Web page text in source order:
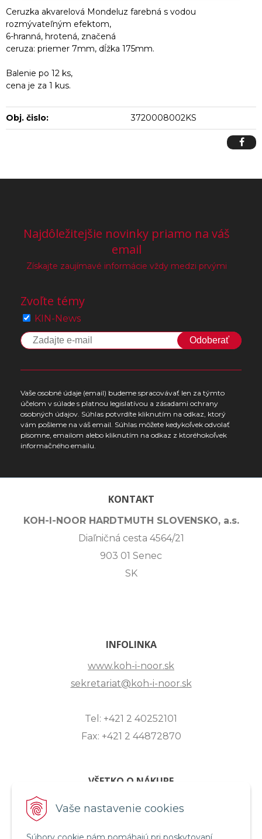
Vaše nastavenie cookies
Ceruzka akvarelová Mondeluz farebná s vodou
rozmývateľným efektom,
6-hranná, hrotená, značená
ceruza: priemer 7mm, dĺžka 175mm.
Balenie po 12 ks,
cena je za 1 kus.
Obj. čislo: 3720008002KS
Najdôležitejšie novinky priamo na váš
email
Získajte zaujímavé informácie vždy medzi prvými
Zvoľte témy
KIN-News
Odoberať
Vaše osobné údaje (email) budeme spracovávať len za týmto
účelom v súlade s platnou legislatívou a zásadami ochrany
osobných údajov. Súhlas potvrdíte kliknutím na odkaz, ktorý
vám pošleme na váš email. Súhlas môžete kedykoľvek odvolať
písomne, emailom alebo kliknutím na odkaz z ktoréhokoľvek
informačného emailu.
KONTAKT
KOH-I-NOOR HARDTMUTH SLOVENSKO, a.s.
Diaľničná cesta 4564/21
903 01 Senec
SK
INFOLINKA
www.koh-i-noor.sk
sekretariat@koh-i-noor.sk
Tel: +421 2 40252101
Fax: +421 2 44872870
VŠETKO O NÁKUPE
ZASLANIE OTÁZKY